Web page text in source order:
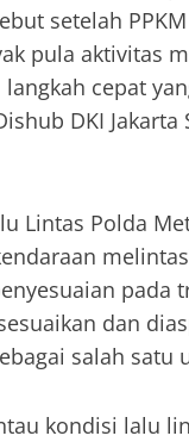
setelah
pula aktivitas
cepat
DKI
Lintas Polda
dan
salah satu
kondisi lalu